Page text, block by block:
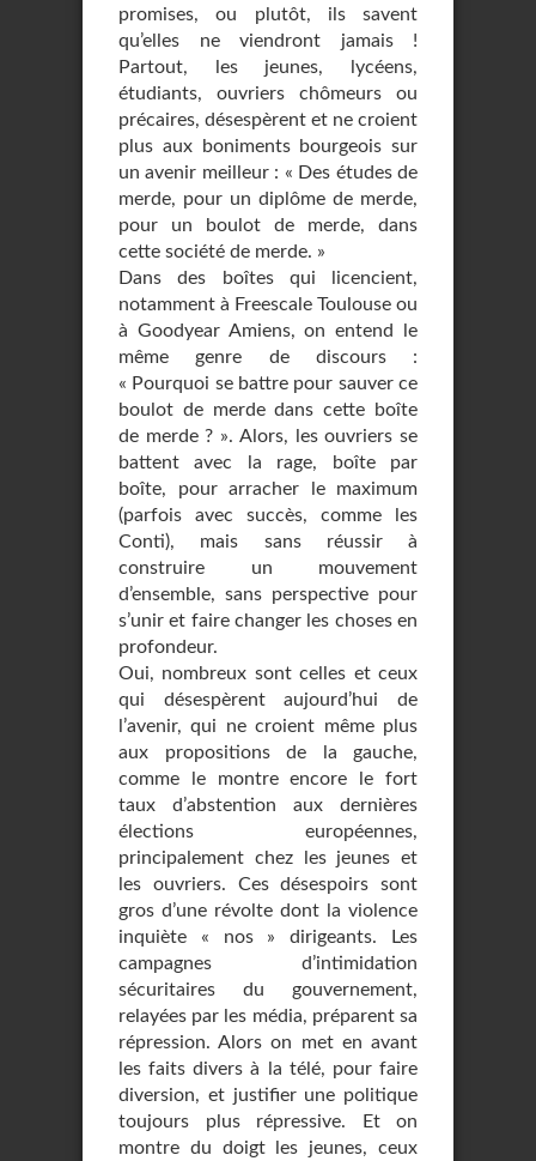
promises, ou plutôt, ils savent
qu’elles ne viendront jamais !
Partout, les jeunes, lycéens,
étudiants, ouvriers chômeurs ou
précaires, désespèrent et ne croient
plus aux boniments bourgeois sur
un avenir meilleur : « Des études de
merde, pour un diplôme de merde,
pour un boulot de merde, dans
cette société de merde. »
Dans des boîtes qui licencient,
notamment à Freescale Toulouse ou
à Goodyear Amiens, on entend le
même genre de discours :
« Pourquoi se battre pour sauver ce
boulot de merde dans cette boîte
de merde ? ». Alors, les ouvriers se
battent avec la rage, boîte par
boîte, pour arracher le maximum
(parfois avec succès, comme les
Conti), mais sans réussir à
construire un mouvement
d’ensemble, sans perspective pour
s’unir et faire changer les choses en
profondeur.
Oui, nombreux sont celles et ceux
qui désespèrent aujourd’hui de
l’avenir, qui ne croient même plus
aux propositions de la gauche,
comme le montre encore le fort
taux d’abstention aux dernières
élections européennes,
principalement chez les jeunes et
les ouvriers. Ces désespoirs sont
gros d’une révolte dont la violence
inquiète « nos » dirigeants. Les
campagnes d’intimidation
sécuritaires du gouvernement,
relayées par les média, préparent sa
répression. Alors on met en avant
les faits divers à la télé, pour faire
diversion, et justifier une politique
toujours plus répressive. Et on
montre du doigt les jeunes, ceux